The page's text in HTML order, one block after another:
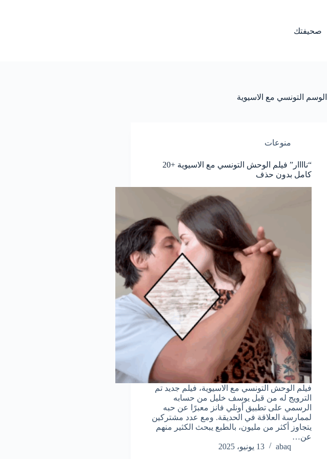
صحيفتك
الوسم التونسي مع الاسيوية
منوعات
“ناااار” فيلم الوحش التونسي مع الاسيوية +20
كامل بدون حذف
فيلم الوحش التونسي مع الاسيوية، فيلم جديد تم
الترويج له من قبل يوسف خليل من حسابه
الرسمي على تطبيق أونلي فانز معبرًا عن حبه
لممارسة العلاقة في الحديقة. ومع عدد مشتركين
يتجاوز أكثر من مليون، بالطبع يبحث الكثير منهم
عن…
abaq
13 يونيو، 2025